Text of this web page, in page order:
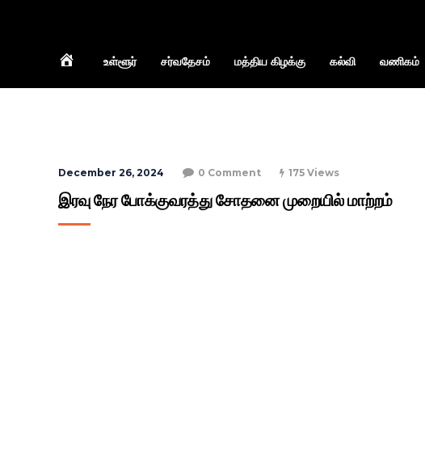
Homeஉள்ளூர் சர்வதேசம் மத்திய கிழக்கு கல்வி வணிகம்
December 26, 2024 0 Comment 175 Views
இரவு நேர போக்குவரத்து சோதனை முறையில் மாற்றம்